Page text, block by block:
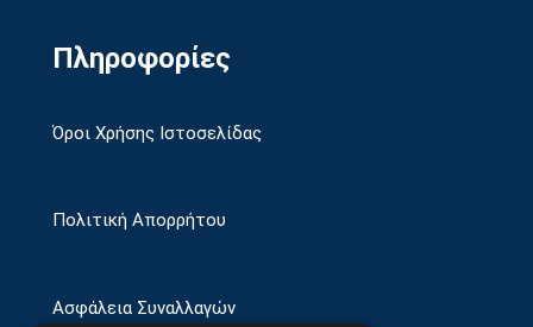
Πληροφορίες
Όροι Χρήσης Ιστοσελίδας
Πολιτική Απορρήτου
Ασφάλεια Συναλλαγών